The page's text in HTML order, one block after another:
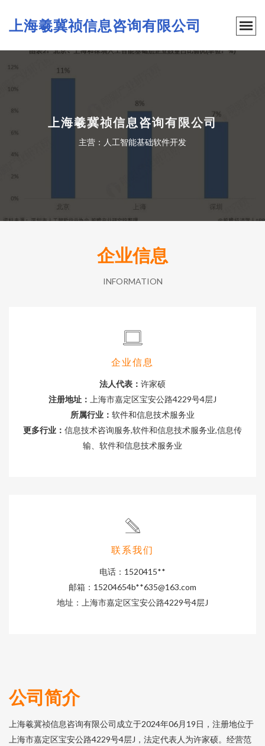
上海羲冀祯信息咨询有限公司
上海羲冀祯信息咨询有限公司
主营：人工智能基础软件开发
企业信息
INFORMATION
企业信息
法人代表： 许家硕
注册地址：
上海市嘉定区宝安公路4229号4层J
所属行业： 软件和信息技术服务业
更多行业： 信息技术咨询服务,软件和信息技术服务业,信息传
输、软件和信息技术服务业
联系我们
电话：1520415**
邮箱：15204654b**635@163.com
地址：上海市嘉定区宝安公路4229号4层J
公司简介
上海羲冀祯信息咨询有限公司成立于2024年06月19日，注册地位于
上海市嘉定区宝安公路4229号4层J，法定代表人为许家硕。经营范